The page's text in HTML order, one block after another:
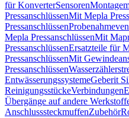
für KonverterSensoren
PressanschlüssenMit Mepla
Pressanschlüssen
Mepla PressanschlüssenMit
PressanschlüssenErsatzteile für
PressanschlüssenMit
Pressanschlüssen
EntwässerungssystemeGeberit
ReinigungsstückeVerbindungen
Übergänge auf andere
AnschlusssteckmuffenZubehör